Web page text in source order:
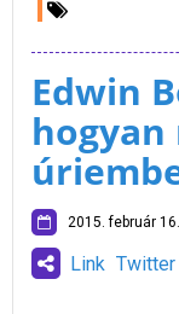
Edwin
2015. február 16.
Link Twitter